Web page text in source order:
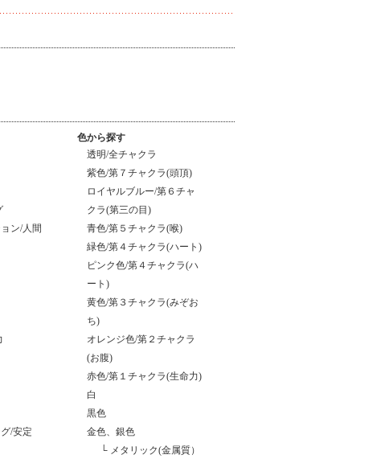
ン/人間
/安定
色から探す
透明/全チャクラ
紫色/第７チャクラ(頭頂)
ロイヤルブルー/第６チャ
クラ(第三の目)
青色/第５チャクラ(喉)
緑色/第４チャクラ(ハート)
ピンク色/第４チャクラ(ハ
ート)
黄色/第３チャクラ(みぞお
ち)
オレンジ色/第２チャクラ
(お腹)
赤色/第１チャクラ(生命力)
白
黒色
金色、銀色
└ メタリック(金属質）